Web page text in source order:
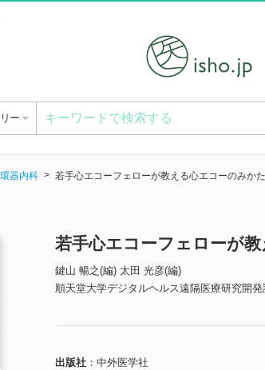
ー
器内科 若手心エコーフェローが教える心エコーのみかた
若手心エコーフェローが
鍵山 暢之(編) 太田 光彦(編)
順天堂大学デジタルヘルス遠隔医療研究開
出版社
中外医学社